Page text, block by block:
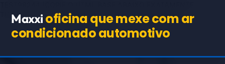
TROCANDO APENAS OS TEXTOS E URLs INDICADOS)
Maxxi oficina que mexe com ar
condicionado automotivo